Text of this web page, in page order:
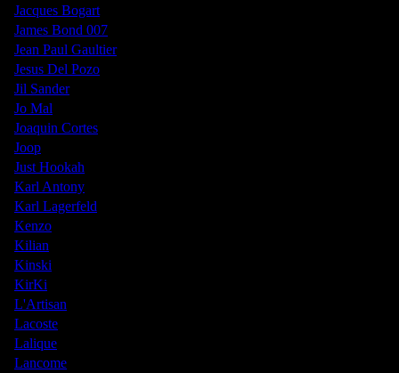
Jacques Bogart
James Bond 007
Jean Paul Gaultier
Jesus Del Pozo
Jil Sander
Jo Mal
Joaquin Cortes
Joop
Just Hookah
Karl Antony
Karl Lagerfeld
Kenzo
Kilian
Kinski
KirKi
L'Artisan
Lacoste
Lalique
Lancome